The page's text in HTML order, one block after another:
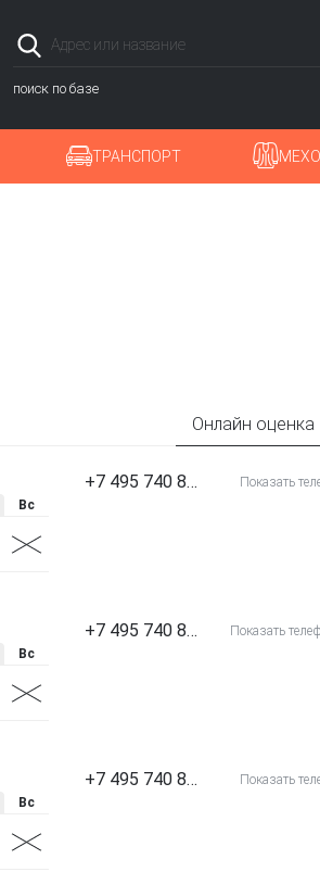
поиск по базе
ТРАНСПОРТ
Онлайн оценка
Вс
+7 495 740 87 00 Показать
Вс
+7 495 740 87 00 Показать
Вс
+7 495 740 87 00 Показать